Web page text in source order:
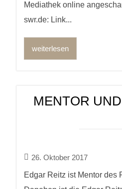
Mediathek online
swr.de: Link...
weiterlesen
MENTOR
26. Oktober 2017
Edgar Reitz ist Mentor des